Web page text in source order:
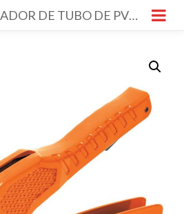
CORTADOR DE TUBO DE PVC HASTA 1-5/8″ TRUPER